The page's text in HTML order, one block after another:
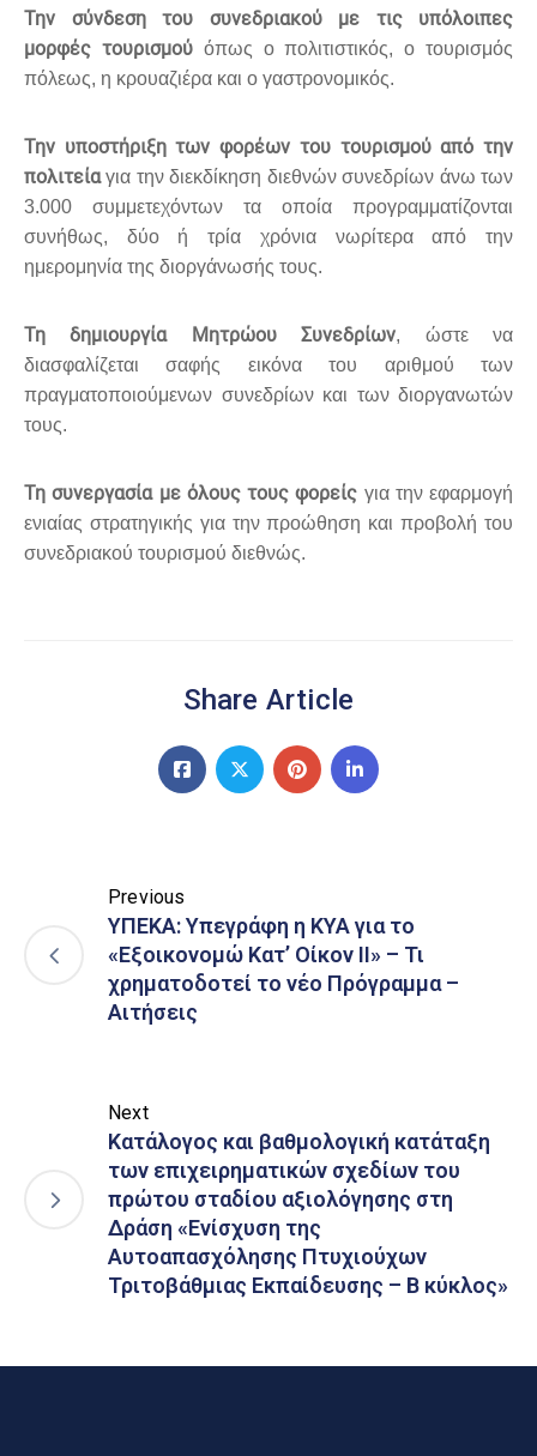
Την σύνδεση του συνεδριακού με τις υπόλοιπες
μορφές τουρισμούόπως ο πολιτιστικός, ο τουρισμός
πόλεως, η κρουαζιέρα και ο γαστρονομικός.
Την υποστήριξη των φορέων του τουρισμού από την
πολιτείαγια την διεκδίκηση διεθνών συνεδρίων άνω των
3.000 συμμετεχόντων τα οποία προγραμματίζονται
συνήθως, δύο ή τρία χρόνια νωρίτερα από την
ημερομηνία της διοργάνωσής τους.
Τη δημιουργία Μητρώου Συνεδρίων, ώστε να
διασφαλίζεται σαφής εικόνα του αριθμού των
πραγματοποιούμενων συνεδρίων και των διοργανωτών
τους.
Τη συνεργασία με όλους τους φορείς για την εφαρμογή
ενιαίας στρατηγικής για την προώθηση και προβολή του
συνεδριακού τουρισμού διεθνώς.
Share Article
Previous
ΥΠΕΚΑ: Υπεγράφη η ΚΥΑ για το
«Εξοικονομώ Κατ’ Οίκον ΙΙ» – Τι
χρηματοδοτεί το νέο Πρόγραμμα –
Αιτήσεις
Next
Κατάλογος και βαθμολογική κατάταξη
των επιχειρηματικών σχεδίων του
πρώτου σταδίου αξιολόγησης στη
Δράση «Ενίσχυση της
Αυτοαπασχόλησης Πτυχιούχων
Τριτοβάθμιας Εκπαίδευσης – Β κύκλος»